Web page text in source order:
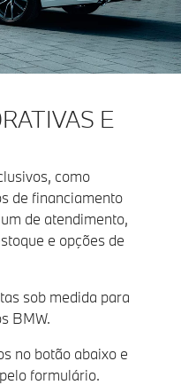
E
como
de financiamento
de atendimento,
e opções de
sob medida para
BMW.
no botão abaixo e
formulário.